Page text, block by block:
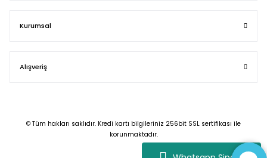
Kurumsal
Alışveriş
© Tüm hakları saklıdır. Kredi kartı bilgileriniz 256bit SSL sertifikası ile
korunmaktadır.